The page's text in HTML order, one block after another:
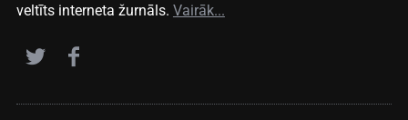
veltīts interneta žurnāls. Vairāk...